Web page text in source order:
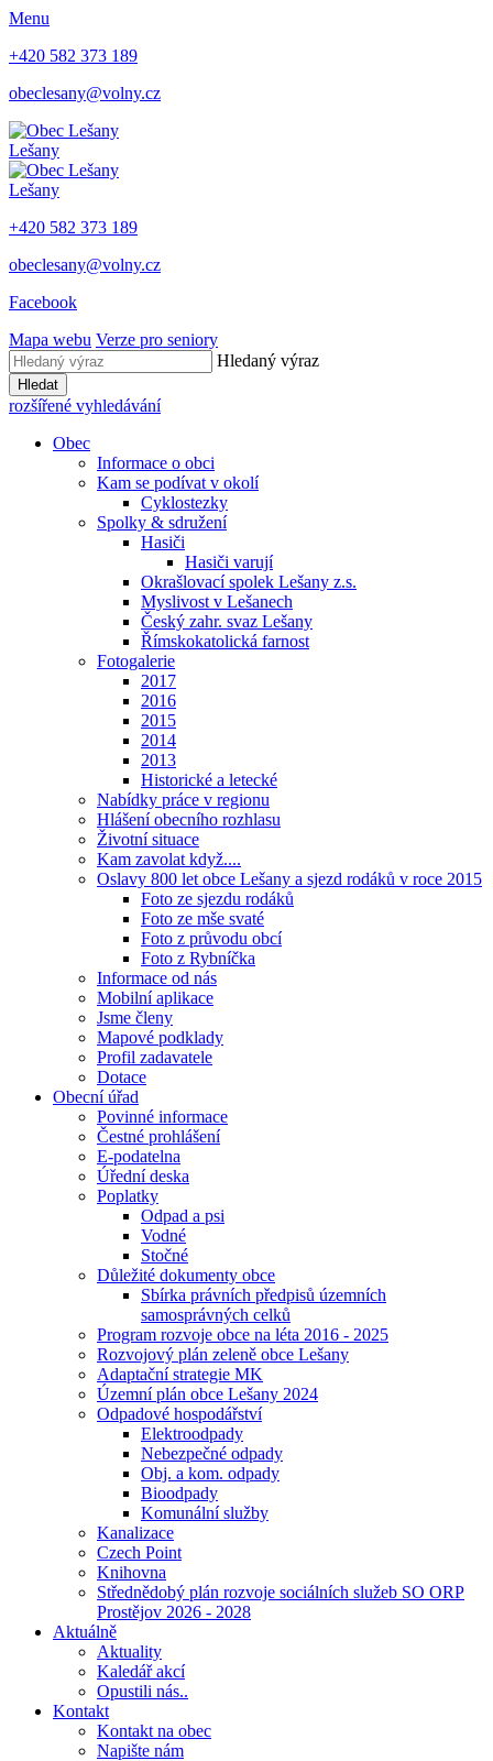
Menu
+420 582 373 189
obeclesany@volny.cz
Lešany
Lešany
+420 582 373 189
obeclesany@volny.cz
Facebook
Mapa webu Verze pro seniory
Hledaný výraz
Hledat
rozšířené vyhledávání
Obec
Informace o obci
Kam se podívat v okolí
Cyklostezky
Spolky & sdružení
Hasiči
Hasiči varují
Okrašlovací spolek Lešany z.s.
Myslivost v Lešanech
Český zahr. svaz Lešany
Římskokatolická farnost
Fotogalerie
2017
2016
2015
2014
2013
Historické a letecké
Nabídky práce v regionu
Hlášení obecního rozhlasu
Životní situace
Kam zavolat když....
Oslavy 800 let obce Lešany a sjezd rodáků v roce 2015
Foto ze sjezdu rodáků
Foto ze mše svaté
Foto z průvodu obcí
Foto z Rybníčka
Informace od nás
Mobilní aplikace
Jsme členy
Mapové podklady
Profil zadavatele
Dotace
Obecní úřad
Povinné informace
Čestné prohlášení
E-podatelna
Úřední deska
Poplatky
Odpad a psi
Vodné
Stočné
Důležité dokumenty obce
Sbírka právních předpisů územních
samosprávných celků
Program rozvoje obce na léta 2016 - 2025
Rozvojový plán zeleně obce Lešany
Adaptační strategie MK
Územní plán obce Lešany 2024
Odpadové hospodářství
Elektroodpady
Nebezpečné odpady
Obj. a kom. odpady
Bioodpady
Komunální služby
Kanalizace
Czech Point
Knihovna
Střednědobý plán rozvoje sociálních služeb SO ORP
Prostějov 2026 - 2028
Aktuálně
Aktuality
Kaledář akcí
Opustili nás..
Kontakt
Kontakt na obec
Napište nám